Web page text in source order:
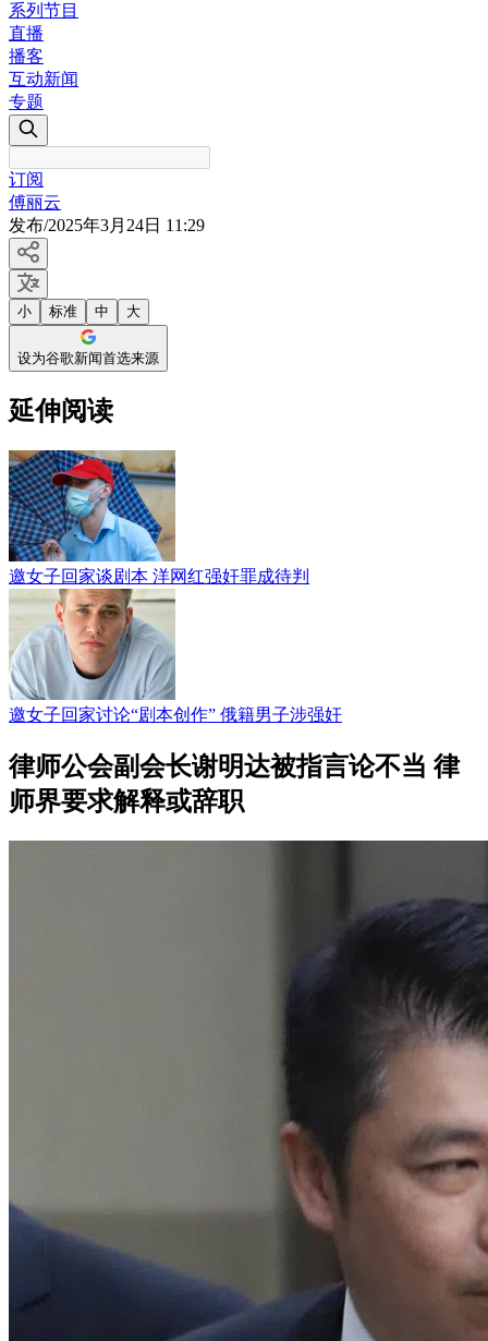
系列节目
直播
播客
互动新闻
专题
订阅
傅丽云
发布/2025年3月24日 11:29
小 标准 中 大
设为谷歌新闻首选来源
延伸阅读
邀女子回家谈剧本 洋网红强奸罪成待判
邀女子回家讨论“剧本创作” 俄籍男子涉强奸
律师公会副会长谢明达被指言论不当 律
师界要求解释或辞职